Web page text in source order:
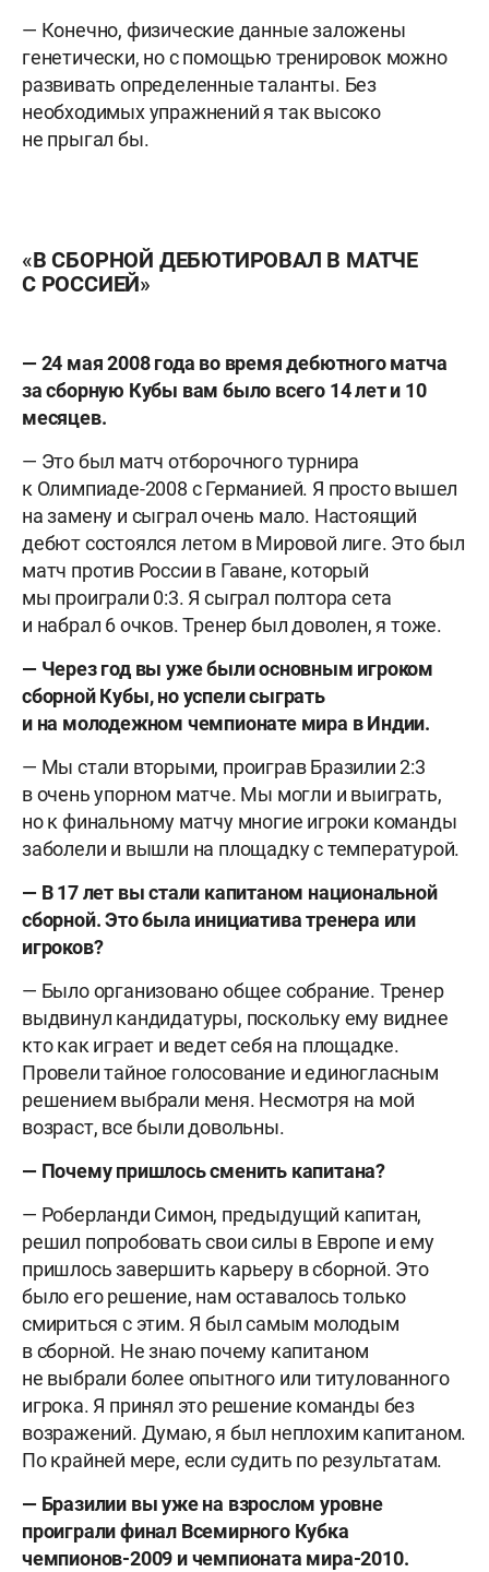
— Конечно, физические данные заложены
генетически, но с помощью тренировок можно
развивать определенные таланты. Без
необходимых упражнений я так высоко
не прыгал бы.
«В СБОРНОЙ ДЕБЮТИРОВАЛ В МАТЧЕ
С РОССИЕЙ»
— 24 мая 2008 года во время дебютного матча
за сборную Кубы вам было всего 14 лет и 10
месяцев.
— Это был матч отборочного турнира
к Олимпиаде-2008 с Германией. Я просто вышел
на замену и сыграл очень мало. Настоящий
дебют состоялся летом в Мировой лиге. Это был
матч против России в Гаване, который
мы проиграли 0:3. Я сыграл полтора сета
и набрал 6 очков. Тренер был доволен, я тоже.
— Через год вы уже были основным игроком
сборной Кубы, но успели сыграть
и на молодежном чемпионате мира в Индии.
— Мы стали вторыми, проиграв Бразилии 2:3
в очень упорном матче. Мы могли и выиграть,
но к финальному матчу многие игроки команды
заболели и вышли на площадку с температурой.
— В 17 лет вы стали капитаном национальной
сборной. Это была инициатива тренера или
игроков?
— Было организовано общее собрание. Тренер
выдвинул кандидатуры, поскольку ему виднее
кто как играет и ведет себя на площадке.
Провели тайное голосование и единогласным
решением выбрали меня. Несмотря на мой
возраст, все были довольны.
— Почему пришлось сменить капитана?
— Роберланди Симон, предыдущий капитан,
решил попробовать свои силы в Европе и ему
пришлось завершить карьеру в сборной. Это
было его решение, нам оставалось только
смириться с этим. Я был самым молодым
в сборной. Не знаю почему капитаном
не выбрали более опытного или титулованного
игрока. Я принял это решение команды без
возражений. Думаю, я был неплохим капитаном.
По крайней мере, если судить по результатам.
— Бразилии вы уже на взрослом уровне
проиграли финал Всемирного Кубка
чемпионов-2009 и чемпионата мира-2010.